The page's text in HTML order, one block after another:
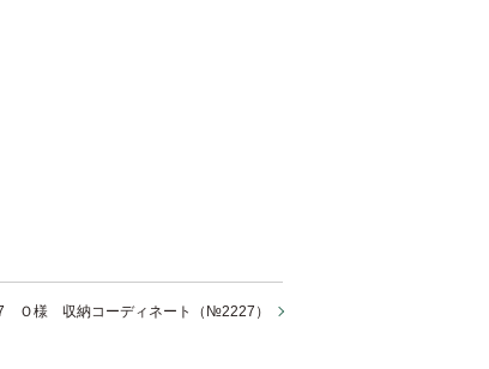
Ｏ様 収納コーディネート（№2227）